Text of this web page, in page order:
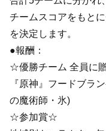
チームスコアをもと
を決定します。
●報酬：
☆優勝チーム 全員に
『原神』フードブラ
の魔術師・氷)
☆参加賞☆